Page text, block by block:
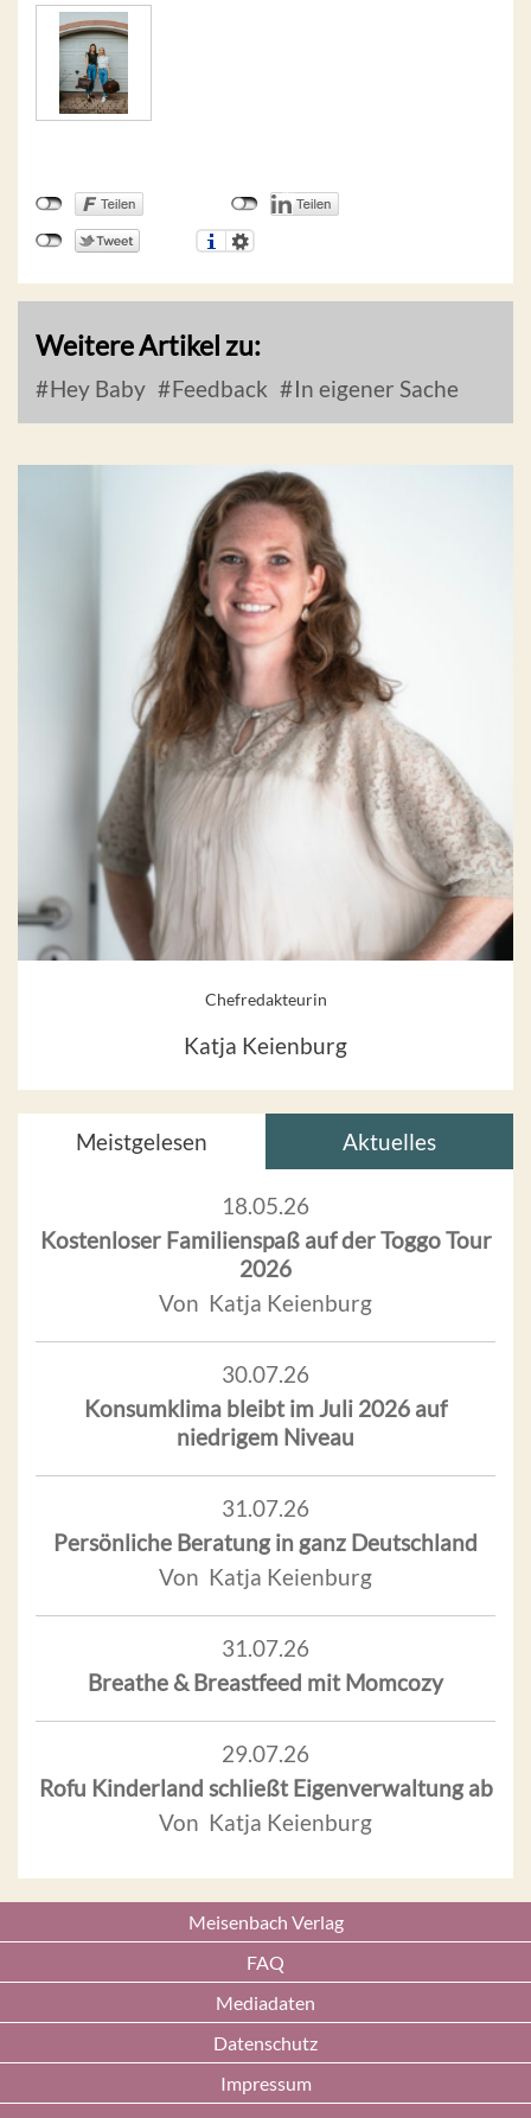
Weitere Artikel zu:
Hey Baby Feedback In eigener Sache
Chefredakteurin
Katja Keienburg
Meistgelesen Aktuelles
18.05.26
Kostenloser Familienspaß auf der Toggo Tour
2026
Von Katja Keienburg
30.07.26
Konsumklima bleibt im Juli 2026 auf
niedrigem Niveau
31.07.26
Persönliche Beratung in ganz Deutschland
Von Katja Keienburg
31.07.26
Breathe & Breastfeed mit Momcozy
29.07.26
Rofu Kinderland schließt Eigenverwaltung ab
Von Katja Keienburg
Meisenbach Verlag
FAQ
Mediadaten
Datenschutz
Impressum